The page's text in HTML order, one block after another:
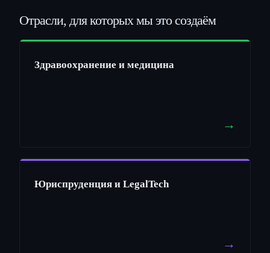
Отрасли, для которых мы это создаём
Здравоохранение и медицина
→
Юриспруденция и LegalTech
→